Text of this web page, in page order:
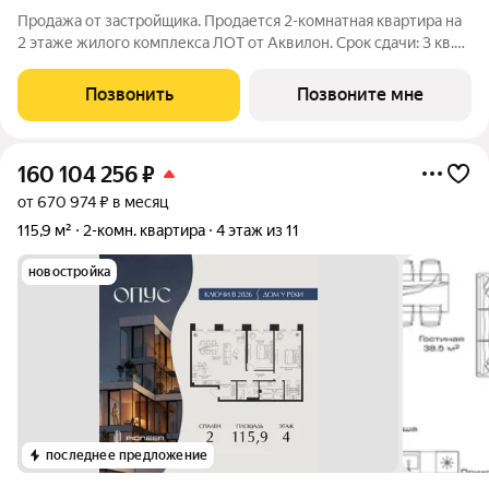
Продажа от застройщика. Продается 2-комнатная квартира на
2 этаже жилого комплекса ЛОТ от Аквилон. Срок сдачи: 3 кв.
концепции Responsive Environment. Его пространство не
статично, оно
Позвонить Позвоните мне
160 104 256₽
от 670 974 ₽ в месяц
115,9 м²
2-комн. квартира 4 этаж из 11
новостройка
последнее предложение